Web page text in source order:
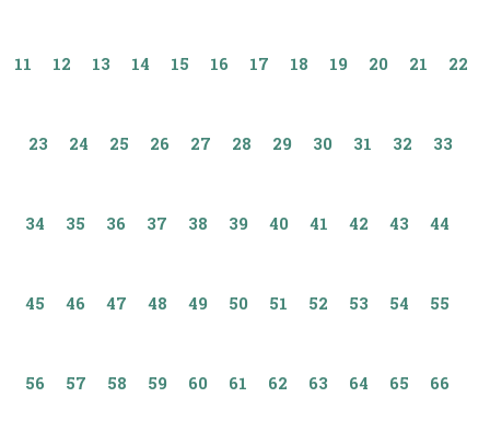
11 12 13 14 15 16 17 18 19 20 21 22
23 24 25 26 27 28 29 30 31 32 33
34 35 36 37 38 39 40 41 42 43 44
45 46 47 48 49 50 51 52 53 54 55
56 57 58 59 60 61 62 63 64 65 66